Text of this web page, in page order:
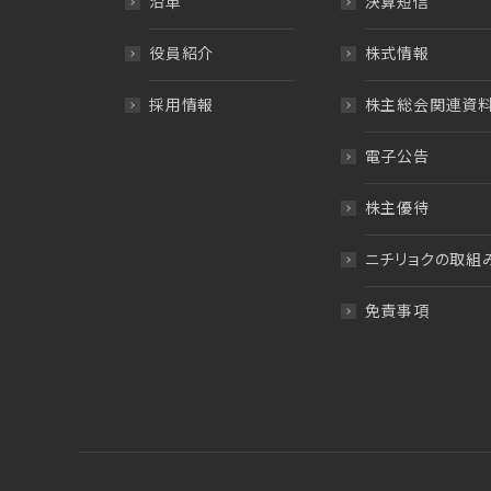
役員紹介
採用情報
株式情報
株主総会関連資
電子公告
株主優待
ニチリョクの取組
免責事項